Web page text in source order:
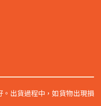
出貨過程中，如貨物出現損